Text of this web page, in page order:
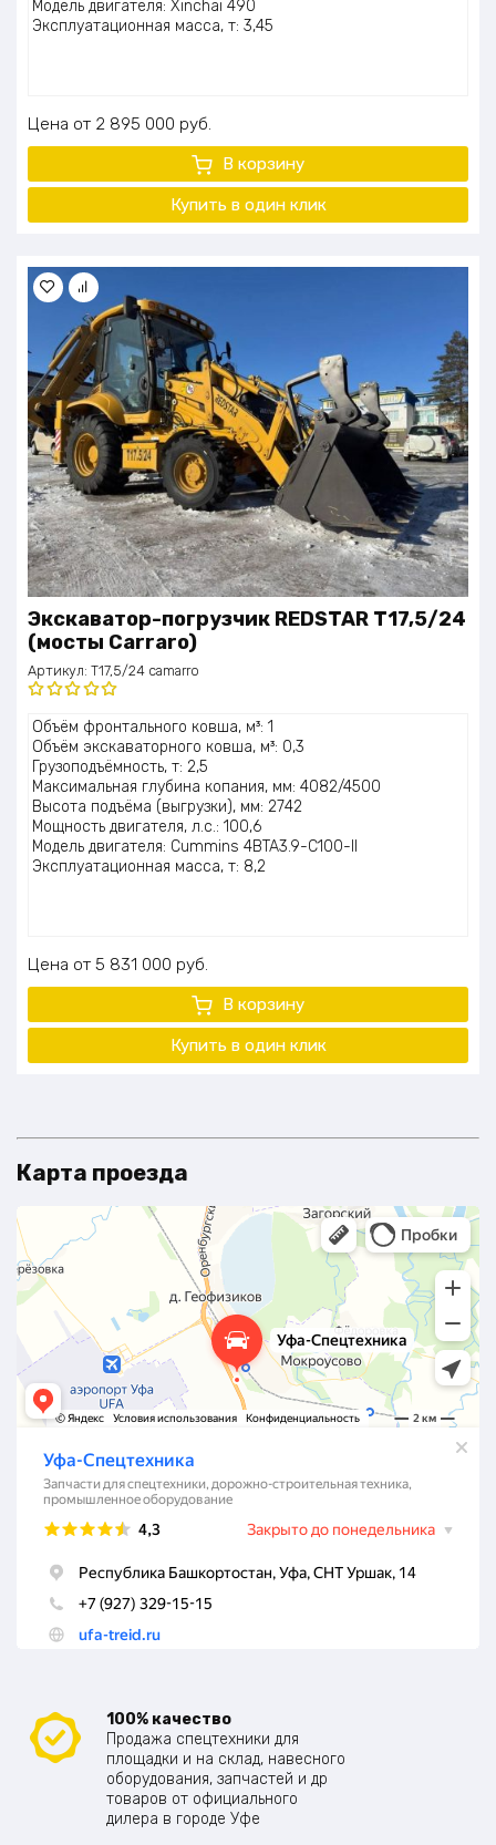
Модель двигателя: Xinchai 490
Эксплуатационная масса, т: 3,45
Цена 2 895 000 руб.
В корзину
Купить в один клик
Экскаватор-погрузчик REDSTAR T17,5/24
(мосты Carraro)
Артикул: T17,5/24 camarro
Оценка
5.00из 5
Объём фронтального ковша, м³: 1
Объём экскаваторного ковша, м³: 0,3
Грузоподъёмность, т: 2,5
Максимальная глубина копания, мм: 4082/4500
Высота подъёма (выгрузки), мм: 2742
Мощность двигателя, л.с.: 100,6
Модель двигателя: Cummins 4BTA3.9-C100-II
Эксплуатационная масса, т: 8,2
Цена 5 831 000 руб.
В корзину
Купить в один клик
Карта проезда
100% качество
Продажа спецтехники для
площадки и на склад, навесного
оборудования, запчастей и др
товаров от официального
дилера в городе Уфе